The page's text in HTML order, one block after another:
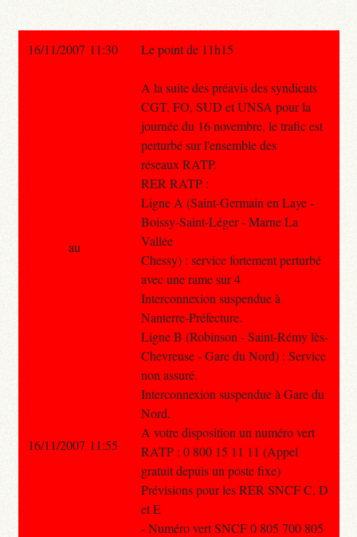
16/11/2007 11:30 Le point de 11h15
A la suite des préavis des syndicats
CGT, FO, SUD et UNSA pour la
journée du 16 novembre, le trafic est
perturbé sur l'ensemble des
réseaux RATP.
RER RATP :
Ligne A (Saint-Germain en Laye -
Boissy-Saint-Léger - Marne La
Vallée
Chessy) : service fortement perturbé
avec une rame sur 4
Interconnexion suspendue à
Nanterre-Préfecture.
Ligne B (Robinson - Saint-Rémy lès-
Chevreuse - Gare du Nord) : Service
non assuré.
Interconnexion suspendue à Gare du
Nord.
A votre disposition un numéro vert
RATP : 0 800 15 11 11 (Appel
gratuit depuis un poste fixe)
Prévisions pour les RER SNCF C, D
et E
- Numéro vert SNCF 0 805 700 805
au
16/11/2007 11:55